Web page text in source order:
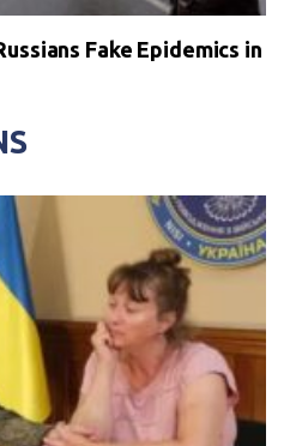
Fake Epidemics in